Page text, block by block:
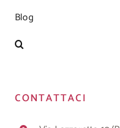
Blog
CONTATTACI